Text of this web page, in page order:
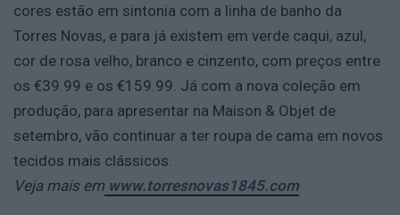
cores estão em sintonia com a linha de banho da
Torres Novas, e para já existem em verde caqui, azul,
cor de rosa velho, branco e cinzento, com preços entre
os €39.99 e os €159.99. Já com a nova coleção em
produção, para apresentar na Maison & Objet de
setembro, vão continuar a ter roupa de cama em novos
tecidos mais clássicos.
Veja mais em www.torresnovas1845.com